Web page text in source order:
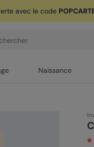
avec le code
Naissance